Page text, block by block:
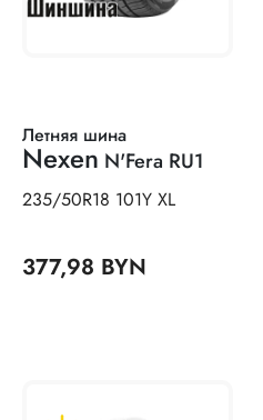
Летняя шина
Nexen N'Fera RU1
235/50R18 101Y XL
377,98 BYN